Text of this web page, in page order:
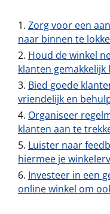
Zorg voor een
naar binnen te
Houd de winkel
klanten gemakkelijk
Bied goede
vriendelijk en
Organiseer
klanten aan te
Luister naar
hiermee je
Investeer in een
online winkel om